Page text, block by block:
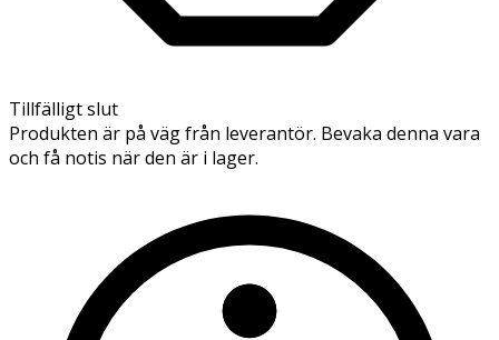
Tillfälligt slut
Produkten är på väg från leverantör. Bevaka denna vara
och få notis när den är i lager.